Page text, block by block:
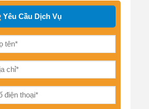
Yêu Cầu Dịch Vụ